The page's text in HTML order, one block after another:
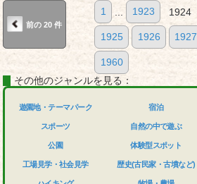
前の 20 件
1 1923 1924
1925 1926 1927
1960
その他のジャンルを見る：
遊園地・テーマパーク
スポーツ
公園
工場見学・社会見学
宿泊
自然の中で遊ぶ
体験型スポット
歴史(古民家・古墳など)